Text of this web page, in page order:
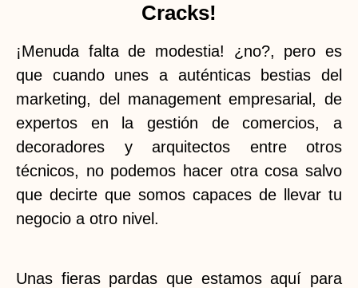
Cracks!
¡Menuda falta de modestia! ¿no?, pero es
que cuando unes a auténticas bestias del
marketing, del management empresarial, de
expertos en la gestión de comercios, a
decoradores y arquitectos entre otros
técnicos, no podemos hacer otra cosa salvo
que decirte que somos capaces de llevar tu
negocio a otro nivel.
Unas fieras pardas que estamos aquí para